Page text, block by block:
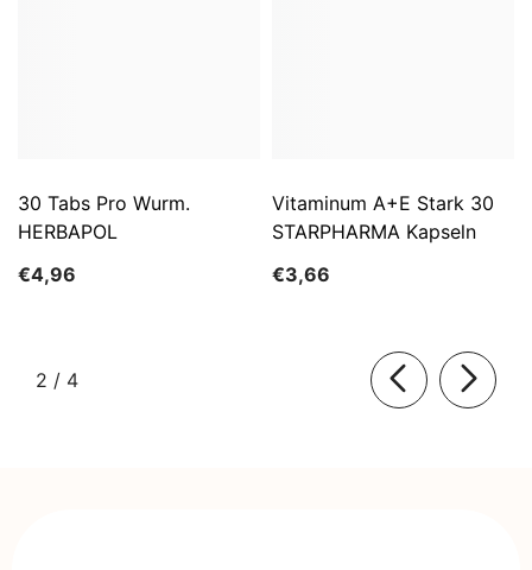
30 Tabs Pro Wurm.
HERBAPOL
€4,96
Vitaminum A+E Stark 30
STARPHARMA Kapseln
€3,66
2 / von
4